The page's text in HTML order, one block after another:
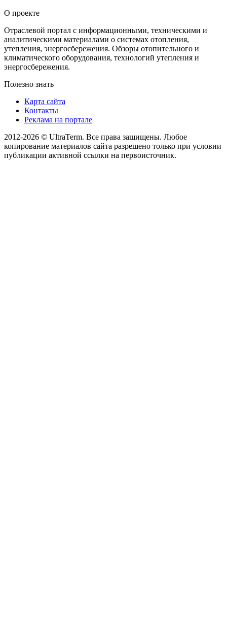
О проекте
Отраслевой портал с информационными, техническими и
аналитическими материалами о системах отопления,
утепления, энергосбережения. Обзоры отопительного и
климатического оборудования, технологий утепления и
энергосбережения.
Полезно знать
Карта сайта
Контакты
Реклама на портале
2012-2026 © UltraTerm. Все права защищены. Любое
копирование материалов сайта разрешено только при условии
публикации активной ссылки на первоисточник.